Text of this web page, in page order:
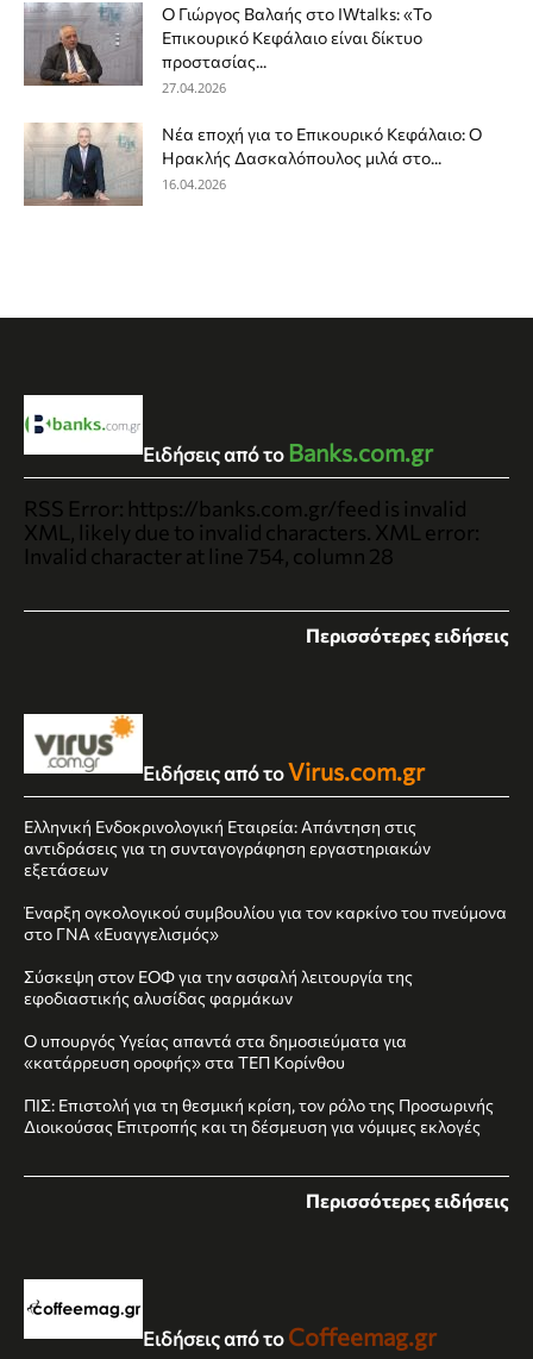
Ο Γιώργος Βαλαής στο IWtalks: «Το
Επικουρικό Κεφάλαιο είναι δίκτυο
προστασίας...
27.04.2026
Νέα εποχή για το Επικουρικό Κεφάλαιο: Ο
Ηρακλής Δασκαλόπουλος μιλά στο...
16.04.2026
Ειδήσεις από το Banks.com.gr
RSS Error: https://banks.com.gr/feed is invalid
XML, likely due to invalid characters. XML error:
Invalid character at line 754, column 28
Περισσότερες ειδήσεις
Ειδήσεις από τοVirus.com.gr
Ελληνική Ενδοκρινολογική Εταιρεία: Απάντηση στις
αντιδράσεις για τη συνταγογράφηση εργαστηριακών
εξετάσεων
Έναρξη ογκολογικού συμβουλίου για τον καρκίνο του πνεύμονα
στο ΓΝΑ «Ευαγγελισμός»
Σύσκεψη στον ΕΟΦ για την ασφαλή λειτουργία της
εφοδιαστικής αλυσίδας φαρμάκων
Ο υπουργός Υγείας απαντά στα δημοσιεύματα για
«κατάρρευση οροφής» στα ΤΕΠ Κορίνθου
ΠΙΣ: Επιστολή για τη θεσμική κρίση, τον ρόλο της Προσωρινής
Διοικούσας Επιτροπής και τη δέσμευση για νόμιμες εκλογές
Περισσότερες ειδήσεις
Ειδήσεις από το Coffeemag.gr